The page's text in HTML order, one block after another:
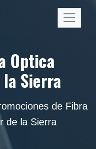
Optica
Sierra
de Fibra
de la Sierra